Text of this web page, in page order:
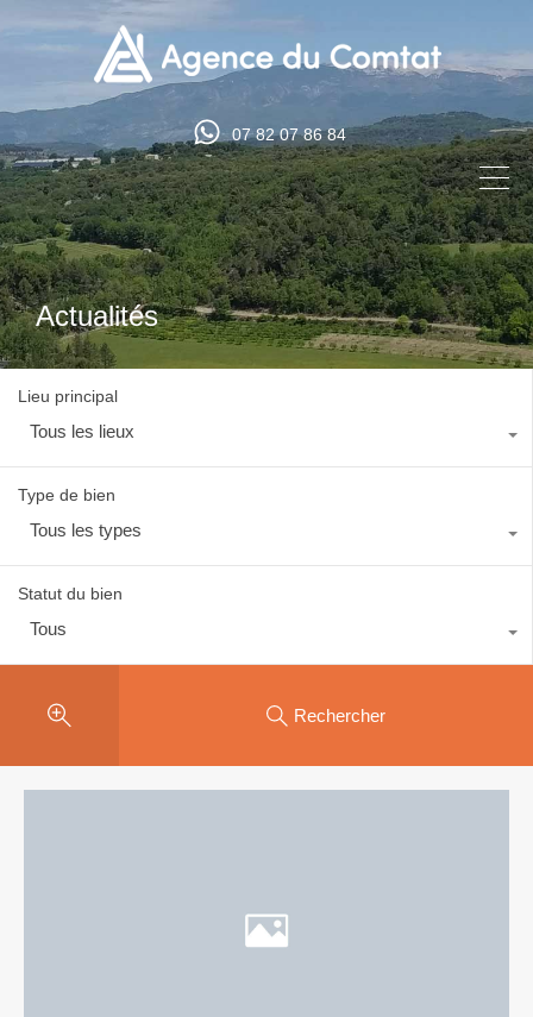
07 82 07 86 84
Actualités
Lieu principal
Tous les lieux
Type de bien
Tous les types
Statut du bien
Tous
Rechercher